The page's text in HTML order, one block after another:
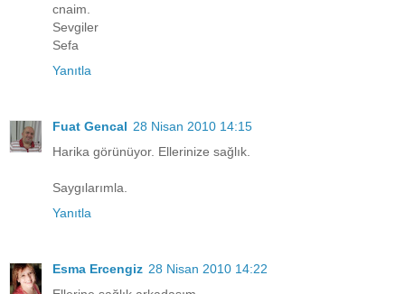
cnaim.
Sevgiler
Sefa
Yanıtla
Fuat Gencal 28 Nisan 2010 14:15
Harika görünüyor. Ellerinize sağlık.
Saygılarımla.
Yanıtla
Esma Ercengiz 28 Nisan 2010 14:22